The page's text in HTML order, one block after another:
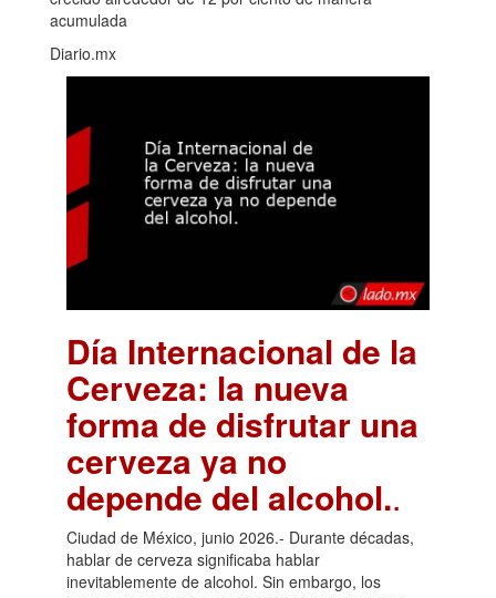
acumulada
Diario.mx
Día Internacional de la
Cerveza: la nueva
forma de disfrutar una
cerveza ya no
depende del alcohol..
Ciudad de México, junio 2026.- Durante décadas,
hablar de cerveza significaba hablar
inevitablemente de alcohol. Sin embargo, los